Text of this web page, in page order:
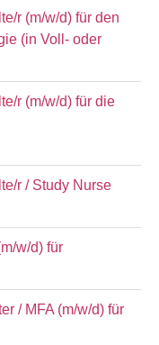
r (m/w/d) für den
(in Voll- oder
r (m/w/d) für die
r / Study Nurse
w/d) für
/ MFA (m/w/d) für